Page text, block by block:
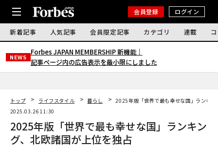
会員登録 ログイン
新着記事 人気記事 会員限定記事 カテゴリ 連載
NEWS
Forbes JAPAN MEMBERSHIP 新機能｜
記事ページ内の広告表示を最小限にしました
トップ ライフスタイル 暮らし
2025年版「世界で最も幸せな国」ランキ
2025.03.26 11:30
2025年版「世界で最も幸せな国」ランキン
グ、北欧諸国が上位を独占